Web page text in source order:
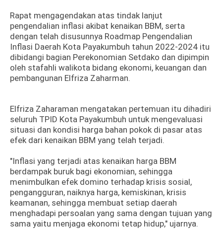
Rapat mengagendakan atas tindak lanjut
pengendalian inflasi akibat kenaikan BBM, serta
dengan telah disusunnya Roadmap Pengendalian
Inflasi Daerah Kota Payakumbuh tahun 2022-2024 itu
dibidangi bagian Perekonomian Setdako dan dipimpin
oleh stafahli walikota bidang ekonomi, keuangan dan
pembangunan Elfriza Zaharman.
Elfriza Zaharaman mengatakan pertemuan itu dihadiri
seluruh TPID Kota Payakumbuh untuk mengevaluasi
situasi dan kondisi harga bahan pokok di pasar atas
efek dari kenaikan BBM yang telah terjadi.
"Inflasi yang terjadi atas kenaikan harga BBM
berdampak buruk bagi ekonomian, sehingga
menimbulkan efek domino terhadap krisis sosial,
pengangguran, naiknya harga, kemiskinan, krisis
keamanan, sehingga membuat setiap daerah
menghadapi persoalan yang sama dengan tujuan yang
sama yaitu menjaga ekonomi tetap hidup," ujarnya.